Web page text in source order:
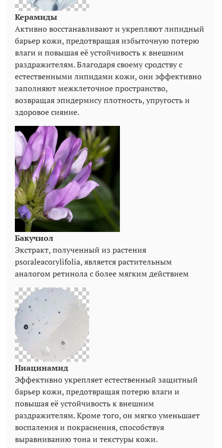
Керамиды
Активно восстанавливают и укрепляют липидный
барьер кожи, предотвращая избыточную потерю
влаги и повышая её устойчивость к внешним
раздражителям. Благодаря своему сродству с
естественными липидами кожи, они эффективно
заполняют межклеточное пространство,
возвращая эпидермису плотность, упругость и
здоровое сияние.
Бакучиол
Экстракт, полученный из растения
psoraleacorylifolia, является растительным
аналогом ретинола с более мягким действием
Ниацинамид
Эффективно укрепляет естественный защитный
барьер кожи, предотвращая потерю влаги и
повышая её устойчивость к внешним
раздражителям. Кроме того, он мягко уменьшает
воспаления и покраснения, способствуя
выравниванию тона и текстуры кожи.